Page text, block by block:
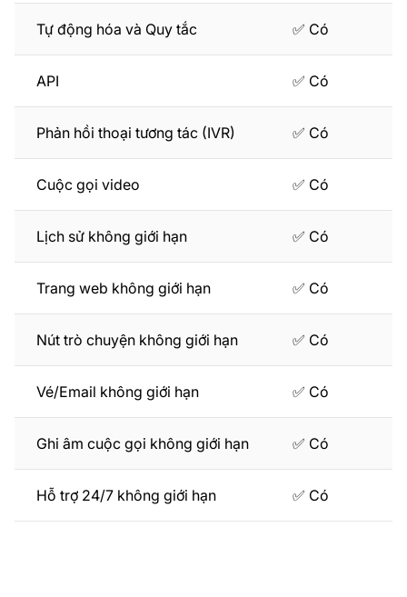
Tự động hóa và Quy tắc ✅ Có
API ✅ Có
Phản hồi thoại tương tác (IVR) ✅ Có
Cuộc gọi video ✅ Có
Lịch sử không giới hạn ✅ Có
Trang web không giới hạn ✅ Có
Nút trò chuyện không giới hạn ✅ Có
Vé/Email không giới hạn ✅ Có
Ghi âm cuộc gọi không giới hạn ✅ Có
Hỗ trợ 24/7 không giới hạn ✅ Có